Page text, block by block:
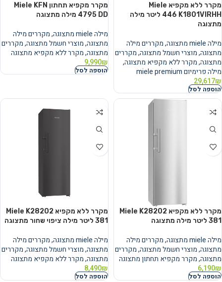
מקרר ‏ללא מקפיא Miele
K1801VIRHH ‏446 ‏ליטר מילה
מתצוגה
מילה miele מתצוגה ,מקררים מילה
מתצוגה,מוצרי חשמל מתצוגה,מקררים
מתצוגה,מקרר ללא מקפיא מתצוגה,
מילה פרימיום miele premium
29,617₪
הוספה לסל
מקרר מקפיא תחתון Miele KFN
4795 DD מילה מתצוגה
מילה miele מתצוגה ,מקררים מילה
מתצוגה,מוצרי חשמל מתצוגה,מקררים
מתצוגה,מקרר ללא מקפיא מתצוגה
9,990₪
הוספה לסל
מקרר ‏ללא מקפיא Miele K28202
מילה miele מתצוגה ,מקררים מילה
מתצוגה,מוצרי חשמל מתצוגה,מקררים
מתצוגה,מקרר מקפיא תחתון מתצוגה
6,190₪
הוספה לסל
מקרר ‏ללא מקפיא Miele K28202
מילה miele מתצוגה ,מקררים מילה
מתצוגה,מוצרי חשמל מתצוגה,מקררים
מתצוגה,מקרר ללא מקפיא מתצוגה
8,490₪
הוספה לסל